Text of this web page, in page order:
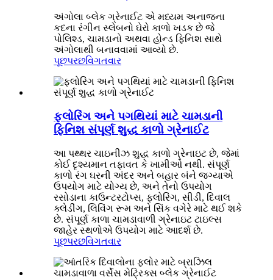
અંગોલા બ્લેક ગ્રેનાઈટ એ મધ્યમ અનાજના
કદના રંગીન સ્લેબનો ઘેરો કાળો ખડક છે જે
પોલિશ્ડ, ચામડાનો અથવા હોન્ડ ફિનિશ સાથે
અંગોલાથી બનાવવામાં આવ્યો છે.
પૂછપરછવિગતવાર
ફ્લોરિંગ અને પગથિયાં માટે ચામડાની
ફિનિશ સંપૂર્ણ શુદ્ધ કાળો ગ્રેનાઈટ
આ પથ્થર ચાઇનીઝ શુદ્ધ કાળો ગ્રેનાઇટ છે, જેમાં
કોઈ દૃશ્યમાન તફાવત કે ખામીઓ નથી. સંપૂર્ણ
કાળો રંગ ઘરની અંદર અને બહાર બંને જગ્યાએ
ઉપયોગ માટે યોગ્ય છે, અને તેનો ઉપયોગ
રસોડાના કાઉન્ટરટોપ્સ, ફ્લોરિંગ, સીડી, દિવાલ
ક્લેડીંગ, લિવિંગ રૂમ અને સિંક વગેરે માટે થઈ શકે
છે. સંપૂર્ણ કાળા ચામડાવાળી ગ્રેનાઇટ ટાઇલ્સ
જાહેર સ્થળોએ ઉપયોગ માટે આદર્શ છે.
પૂછપરછવિગતવાર